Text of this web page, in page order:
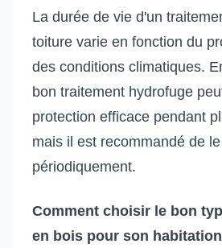
La durée de vie d'un
toiture varie en fonction du
des conditions climatiques.
bon traitement hydrofuge
protection efficace pendant
mais il est recommandé de
périodiquement.
Comment choisir le bon
en bois pour son